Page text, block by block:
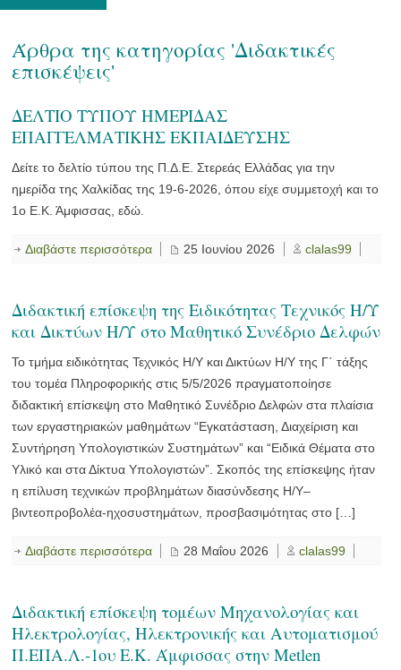
Άρθρα της κατηγορίας 'Διδακτικές
επισκέψεις'
ΔΕΛΤΙΟ ΤΥΠΟΥ ΗΜΕΡΙΔΑΣ
ΕΠΑΓΓΕΛΜΑΤΙΚΗΣ ΕΚΠΑΙΔΕΥΣΗΣ
Δείτε το δελτίο τύπου της Π.Δ.Ε. Στερεάς Ελλάδας για την
ημερίδα της Χαλκίδας της 19-6-2026, όπου είχε συμμετοχή και το
1ο Ε.Κ. Άμφισσας, εδώ.
Διαβάστε περισσότερα 25 Ιουνίου 2026 clalas99
Διδακτική επίσκεψη της Ειδικότητας Τεχνικός Η/Υ
και Δικτύων Η/Υ στο Μαθητικό Συνέδριο Δελφών
Το τμήμα ειδικότητας Τεχνικός Η/Υ και Δικτύων Η/Υ της Γ΄ τάξης
του τομέα Πληροφορικής στις 5/5/2026 πραγματοποίησε
διδακτική επίσκεψη στο Μαθητικό Συνέδριο Δελφών στα πλαίσια
των εργαστηριακών μαθημάτων “Εγκατάσταση, Διαχείριση και
Συντήρηση Υπολογιστικών Συστημάτων” και “Ειδικά Θέματα στο
Υλικό και στα Δίκτυα Υπολογιστών”. Σκοπός της επίσκεψης ήταν
η επίλυση τεχνικών προβλημάτων διασύνδεσης Η/Υ–
βιντεοπροβολέα-ηχοσυστημάτων, προσβασιμότητας στο […]
Διαβάστε περισσότερα 28 Μαΐου 2026 clalas99
Διδακτική επίσκεψη τομέων Μηχανολογίας και
Ηλεκτρολογίας, Ηλεκτρονικής και Αυτοματισμού
Π.ΕΠΑ.Λ.-1ου Ε.Κ. Άμφισσας στην Metlen